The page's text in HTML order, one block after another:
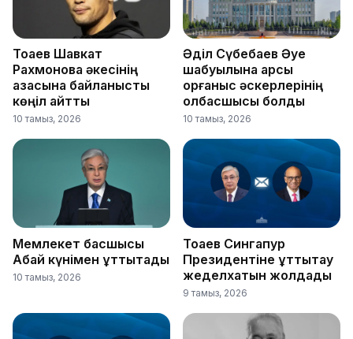
Тоқаев Шавкат
Рахмоновқа әкесінің
қазасына байланысты
көңіл айтты
10 тамыз, 2026
Әділ Сүбебаев Әуе
шабуылына қарсы
қорғаныс әскерлерінің
қолбасшысы болды
10 тамыз, 2026
Мемлекет басшысы
Абай күнімен құттықтады
10 тамыз, 2026
Тоқаев Сингапур
Президентіне құттықтау
жеделхатын жолдады
9 тамыз, 2026